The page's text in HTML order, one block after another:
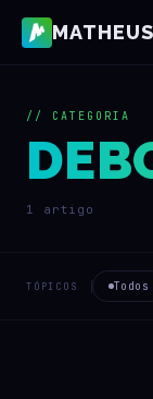
// CATEGORIA
1 artigo
TÓPICOS Todos